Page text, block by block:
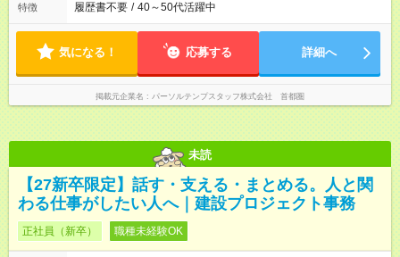
特徴 履歴書不要 / 40～50代活躍中
気になる！ 応募する 詳細へ
掲載元企業名 パーソルテンプスタッフ株式会社 首都圏
未読
【27新卒限定】話す・支える・まとめる。人と関
わる仕事がしたい人へ｜建設プロジェクト事務
正社員（新卒） 職種未経験OK